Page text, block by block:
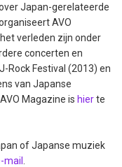
Japan-gerelateerde
AVO
verleden zijn onder
concerten en
Rock Festival (2013) en
van Japanse
Magazine is hierte
of Japanse muziek
mail